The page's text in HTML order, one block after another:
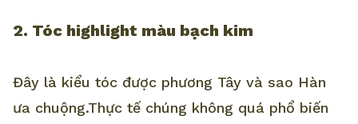
2. Tóc highlight màu bạch kim
Đây là kiểu tóc được phương Tây và sao Hàn
ưa chuộng.Thực tế chúng không quá phổ biến